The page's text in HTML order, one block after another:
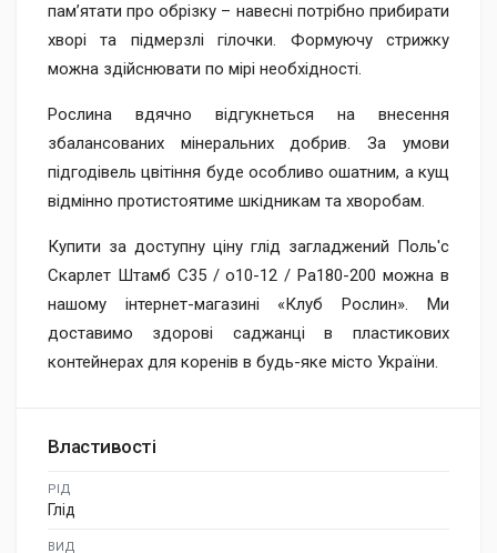
пам’ятати про обрізку – навесні потрібно прибирати
хворі та підмерзлі гілочки. Формуючу стрижку
можна здійснювати по мірі необхідності.
Рослина вдячно відгукнеться на внесення
збалансованих мінеральних добрив. За умови
підгодівель цвітіння буде особливо ошатним, а кущ
відмінно протистоятиме шкідникам та хворобам.
Купити за доступну ціну глід загладжений Поль'с
Скарлет Штамб C35 / o10-12 / Pa180-200 можна в
нашому інтернет-магазині «Клуб Рослин». Ми
доставимо здорові саджанці в пластикових
контейнерах для коренів в будь-яке місто України.
Властивості
РІД
Глід
ВИД